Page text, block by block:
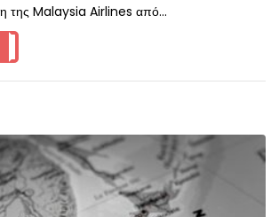
της Malaysia Airlines από...